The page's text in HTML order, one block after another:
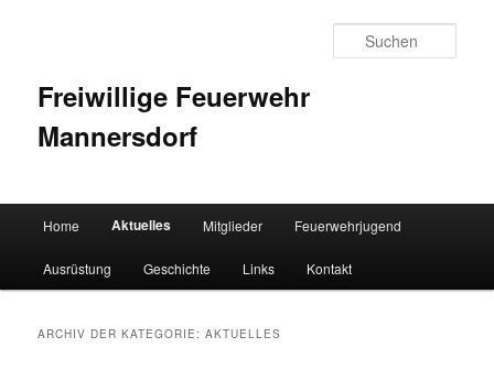
Freiwillige Feuerwehr
Mannersdorf
Zum Inhalt wechseln
Zum sekundären Inhalt wechseln
Home Aktuelles Mitglieder Feuerwehrjugend
Ausrüstung Geschichte Links Kontakt
ARCHIV DER KATEGORIE:AKTUELLES